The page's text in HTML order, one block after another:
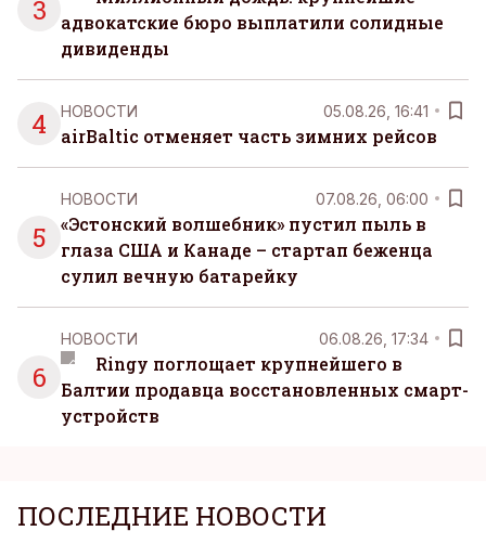
3
адвокатские бюро выплатили солидные
дивиденды
4 НОВОСТИ 05.08.26, 16:41
airBaltic отменяет часть зимних рейсов
5
НОВОСТИ 07.08.26, 06:00
«Эстонский волшебник» пустил пыль в
глаза США и Канаде – стартап беженца
сулил вечную батарейку
6
НОВОСТИ 06.08.26, 17:34
Ringy поглощает крупнейшего в
Балтии продавца восстановленных смарт-
устройств
ПОСЛЕДНИЕ НОВОСТИ